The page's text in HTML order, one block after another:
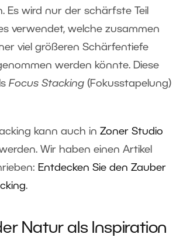
Es wird nur der schärfste Teil
verwendet, welche zusammen
viel größeren Schärfentiefe
werden könnte. Diese
Focus Stacking (Fokusstapelung)
kann auch in Zoner Studio
Wir haben einen Artikel
Entdecken Sie den Zauber
.
Natur als Inspiration